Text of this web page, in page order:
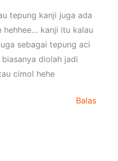
tepung kanji juga ada
hehhee… kanji itu kalau
sebagai tepung aci
diolah jadi
cimol hehe
Balas